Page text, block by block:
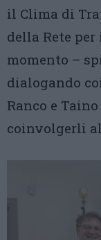
il Clima di
della Rete
momento –
dialogando
Ranco e
coinvolgerli